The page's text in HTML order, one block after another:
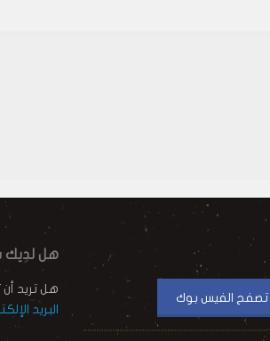
تصفح الفيس بوك
هل لديك
هل تريد
البريد